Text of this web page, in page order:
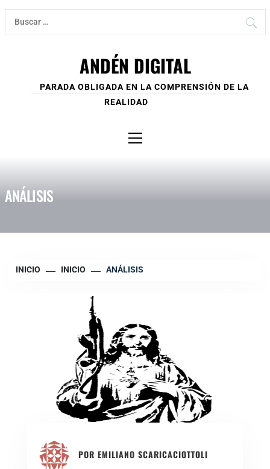
Ir
contenido
Buscar:
ANDÉN DIGITAL
PARADA OBLIGADA EN LA COMPRENSIÓN DE LA
REALIDAD
principal
ANÁLISIS
INICIO INICIO ANÁLISIS
POR EMILIANO SCARICACIOTTOLI